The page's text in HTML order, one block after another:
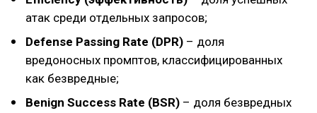
атак среди отдельных запросов;
Defense Passing Rate (DPR) – доля
вредоносных промптов, классифицированных
как безвредные;
Benign Success Rate (BSR) – доля безвредных